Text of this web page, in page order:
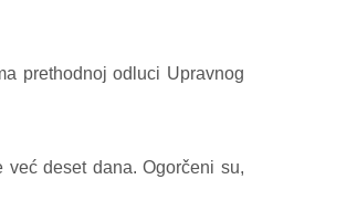
prethodnoj odluci Upravnog
deset dana. Ogorčeni su,